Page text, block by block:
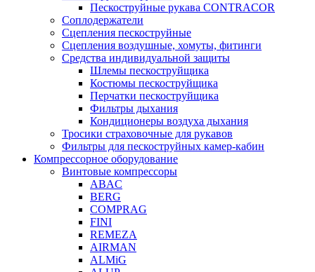
Пескоструйные рукава CONTRACOR
Соплодержатели
Сцепления пескоструйные
Сцепления воздушные, хомуты, фитинги
Средства индивидуальной защиты
Шлемы пескоструйщика
Костюмы пескоструйщика
Перчатки пескоструйщика
Фильтры дыхания
Кондиционеры воздуха дыхания
Тросики страховочные для рукавов
Фильтры для пескоструйных камер-кабин
Компрессорное оборудование
Винтовые компрессоры
ABAC
BERG
COMPRAG
FINI
REMEZA
AIRMAN
ALMiG